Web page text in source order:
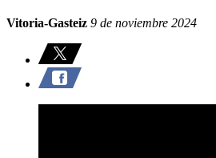
Vitoria-Gasteiz 9 de noviembre 2024